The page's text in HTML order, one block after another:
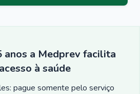
anos a Medprev facilita
à saúde
pague somente pelo serviço